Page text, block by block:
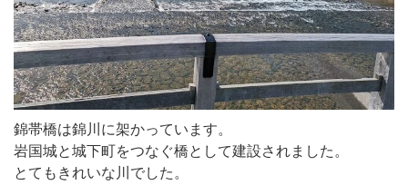
錦帯橋は錦川に架かっています。
岩国城と城下町をつなぐ橋として建設されました。
とてもきれいな川でした。